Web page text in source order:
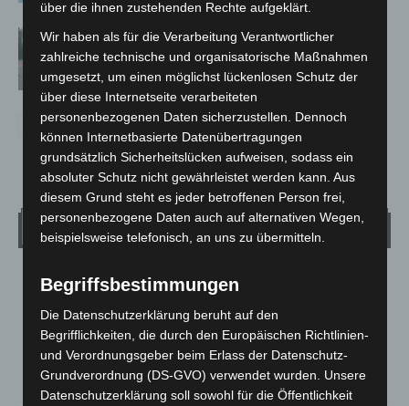
Hannover: Polizei stoppt 166
Trunkenheitsfahrten bei
Großkontrolle
Wetter
LANGENHAGEN
21.9°C 22.7 °
21.6°
über die ihnen zustehenden Rechte aufgeklärt.
Wir haben als für die Verarbeitung Verantwortlicher
zahlreiche technische und organisatorische Maßnahmen
umgesetzt, um einen möglichst lückenlosen Schutz der
über diese Internetseite verarbeiteten
personenbezogenen Daten sicherzustellen. Dennoch
können Internetbasierte Datenübertragungen
grundsätzlich Sicherheitslücken aufweisen, sodass ein
absoluter Schutz nicht gewährleistet werden kann. Aus
diesem Grund steht es jeder betroffenen Person frei,
personenbezogene Daten auch auf alternativen Wegen,
beispielsweise telefonisch, an uns zu übermitteln.
Begriffsbestimmungen
Die Datenschutzerklärung beruht auf den
Begrifflichkeiten, die durch den Europäischen Richtlinien-
und Verordnungsgeber beim Erlass der Datenschutz-
Grundverordnung (DS-GVO) verwendet wurden. Unsere
Datenschutzerklärung soll sowohl für die Öffentlichkeit